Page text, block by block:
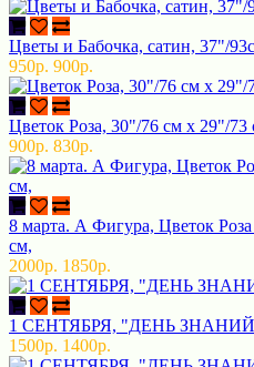
Цветы и Бабочка, сатин, 37"/
950р. 900р.
Цветок Роза, 30"/76 см х 29"/73
900р. 830р.
8 марта. А Фигура, Цветок
см,
2000р. 1850р.
1 СЕНТЯБРЯ, "ДЕНЬ
1500р. 1400р.